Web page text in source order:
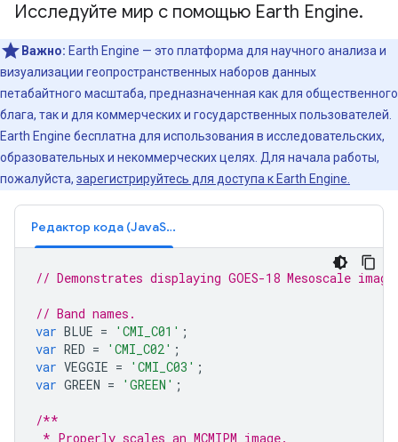
Исследуйте мир с помощью Earth Engine.
Важно: Earth Engine — это платформа для научного анализа и
визуализации геопространственных наборов данных
петабайтного масштаба, предназначенная как для общественного
блага, так и для коммерческих и государственных пользователей.
Earth Engine бесплатна для использования в исследовательских,
образовательных и некоммерческих целях. Для начала работы,
пожалуйста, зарегистрируйтесь для доступа к Earth Engine.
Редактор кода (JavaScript)
// Demonstrates displaying GOES-18 Mesoscale
// Band names.
var BLUE = 'CMI_C01' ;
var RED = 'CMI_C02' ;
var VEGGIE = 'CMI_C03' ;
var GREEN = 'GREEN' ;
/**
* Properly scales an MCMIPM image.